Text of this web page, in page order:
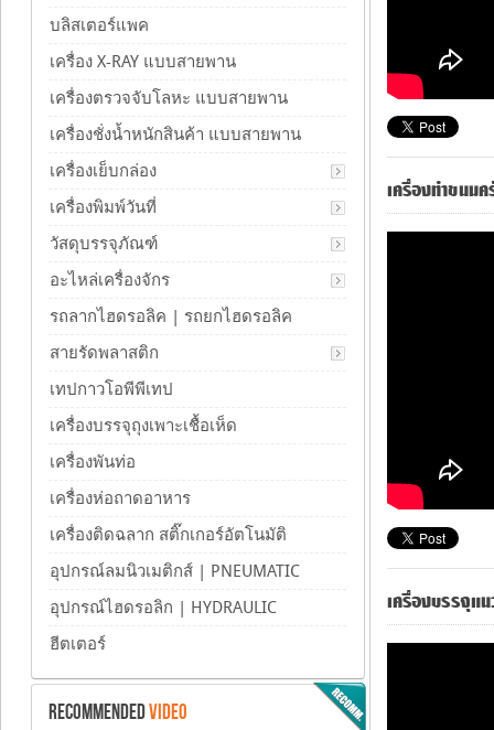
เครื่องทำขนม
เครื่องบรรจุแ
บลิสเตอร์แพค
เครื่อง X-RAY แบบสายพาน
เครื่องตรวจจับโลหะ แบบสายพาน
เครื่องชั่งน้ำหนักสินค้า แบบสายพาน
เครื่องเย็บกล่อง
เครื่องพิมพ์วันที่
วัสดุบรรจุภัณฑ์
อะไหล่เครื่องจักร
รถลากไฮดรอลิค | รถยกไฮดรอลิค
สายรัดพลาสติก
เทปกาวโอพีพีเทป
เครื่องบรรจุถุงเพาะเชื้อเห็ด
เครื่องพันท่อ
เครื่องห่อถาดอาหาร
เครื่องติดฉลาก สติ๊กเกอร์อัตโนมัติ
อุปกรณ์ลมนิวเมติกส์ | PNEUMATIC
อุปกรณ์ไฮดรอลิก | HYDRAULIC
ฮีตเตอร์
RECOMMENDEDVIDEO